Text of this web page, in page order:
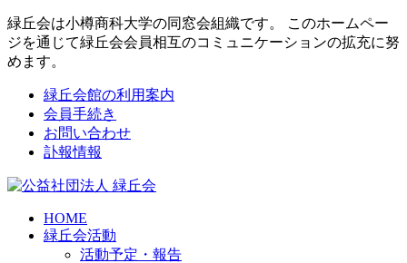
緑丘会は小樽商科大学の同窓会組織です。 このホームペー
ジを通じて緑丘会会員相互のコミュニケーションの拡充に努
めます。
緑丘会館の利用案内
会員手続き
お問い合わせ
訃報情報
HOME
緑丘会活動
活動予定・報告